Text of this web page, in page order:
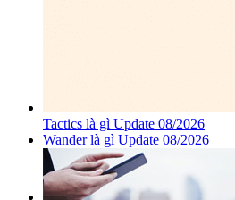
Tactics là gì Update 08/2026
Wander là gì Update 08/2026